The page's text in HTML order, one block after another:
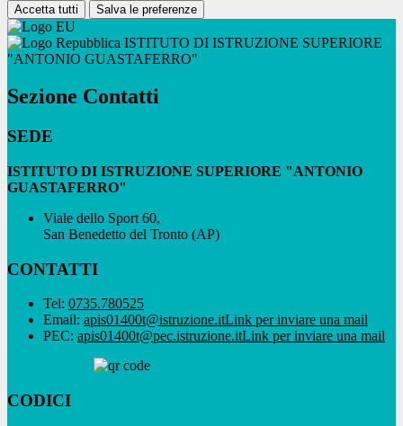
Accetta tutti Salva le preferenze
ISTITUTO DI ISTRUZIONE SUPERIORE
"ANTONIO GUASTAFERRO"
Sezione Contatti
SEDE
ISTITUTO DI ISTRUZIONE SUPERIORE "ANTONIO
GUASTAFERRO"
Viale dello Sport 60,
San Benedetto del Tronto (AP)
CONTATTI
Tel: 0735.780525
Email: apis01400t@istruzione.itLink per inviare una mail
PEC: apis01400t@pec.istruzione.itLink per inviare una mail
CODICI